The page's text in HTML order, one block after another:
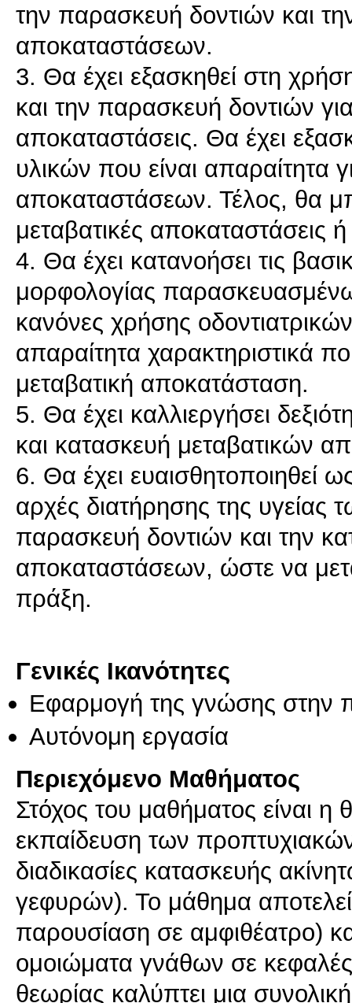
την παρασκευή δοντιών και
αποκαταστάσεων.
3. Θα έχει εξασκηθεί στη
και την παρασκευή δοντιών
αποκαταστάσεις. Θα έχει
υλικών που είναι απαραίτητα
αποκαταστάσεων. Τέλος, θα
μεταβατικές αποκαταστάσεις
4. Θα έχει κατανοήσει τις
μορφολογίας
κανόνες χρήσης
απαραίτητα χαρακτηριστικά
μεταβατική αποκατάσταση.
5. Θα έχει καλλιεργήσει
και κατασκευή μεταβατικών
6. Θα έχει ευαισθητοποιηθεί
αρχές διατήρησης της υγείας
παρασκευή δοντιών και την
αποκαταστάσεων, ώστε να
πράξη.
Γενικές Ικανότητες
Εφαρμογή της γνώσης στην
Αυτόνομη εργασία
Περιεχόμενο Μαθήματος
Στόχος του μαθήματος είναι η
εκπαίδευση των προπτυχιακών
διαδικασίες κατασκευής
γεφυρών). Το μάθημα
παρουσίαση σε αμφιθέατρο)
ομοιώματα γνάθων σε
θεωρίας καλύπτει μια